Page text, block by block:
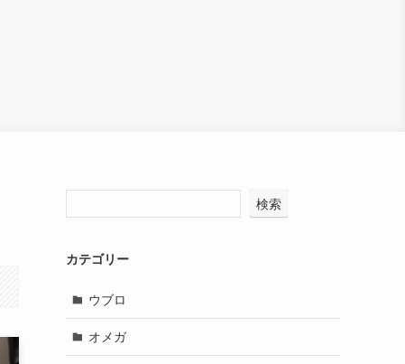
検索
カテゴリー
ウブロ
オメガ